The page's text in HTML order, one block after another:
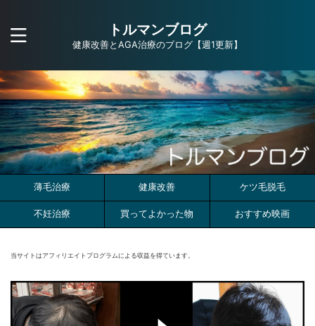
トルマンブログ
健康改善とAGA治療のブログ【週1更新】
薄毛治療 健康改善 ケツ毛脱毛
不妊治療 買ってよかった物 おすすめ映画
当サイトはアフィリエイトプログラムによる収益を得ています。